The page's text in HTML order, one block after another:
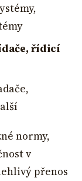
řídicí
normy,
v
přenos